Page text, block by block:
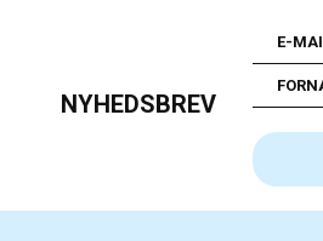
NYHEDSBREV